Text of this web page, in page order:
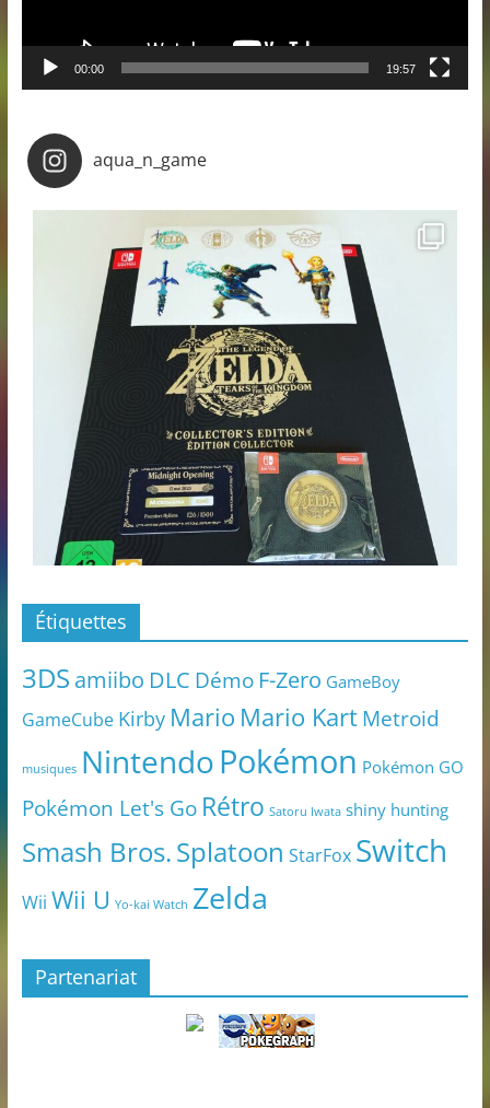
00:00 19:57
aqua_n_game
Étiquettes
3DS amiibo DLC Démo F-Zero GameBoy
GameCube Kirby Mario Mario KartMetroid
musiques NintendoPokémon Pokémon GO
Pokémon Let's Go Rétro Satoru Iwata shiny hunting
Smash Bros.Splatoon StarFox Switch
Wii Wii U Yo-kai Watch Zelda
Partenariat